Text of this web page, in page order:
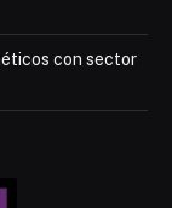
con sector